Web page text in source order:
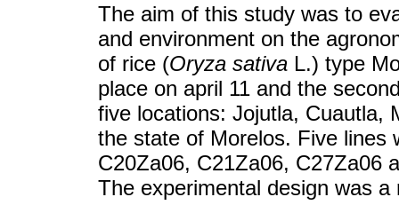
The aim of this study was to
and environment on the
of rice (Oryza sativa L.) type
place on april 11 and the
five locations: Jojutla, Cuautla,
the state of Morelos. Five lines
C20Za06, C21Za06, C27Za06
The experimental design was